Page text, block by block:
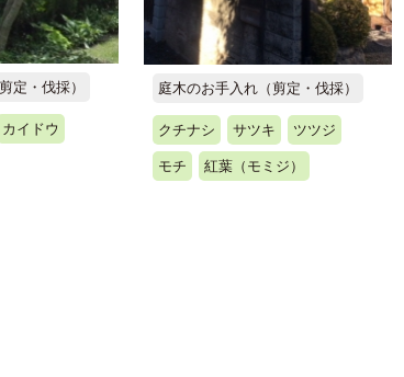
定・伐採）
カイドウ
庭木のお手入れ（剪定・伐採）
クチナシ サツキ ツツジ
モチ 紅葉（モミジ）